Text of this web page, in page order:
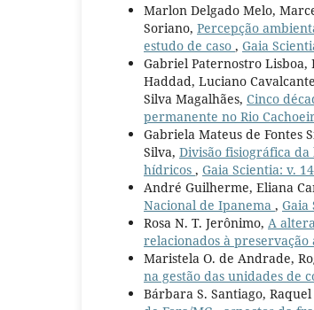
Marlon Delgado Melo,
Soriano, Percepção
estudo de caso , Gaia
Gabriel Paternostro Lisboa,
Haddad, Luciano
Silva Magalhães, Cinco
permanente no Rio
Gabriela Mateus de Fontes
Silva, Divisão fisiográfica
hídricos , Gaia Scientia: v.
André Guilherme, Eliana
Nacional de Ipanema , Gaia
Rosa N. T. Jerônimo, A
relacionados à
Maristela O. de Andrade,
na gestão das unidades de
Bárbara S. Santiago,